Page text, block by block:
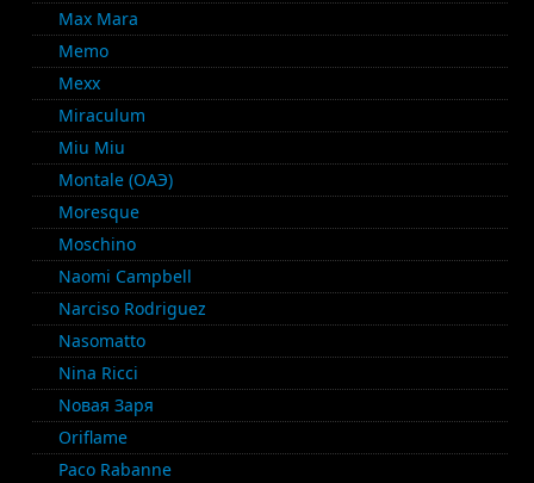
Max Mara
Memo
Mexx
Miraculum
Miu Miu
Montale (ОАЭ)
Moresque
Moschino
Naomi Campbell
Narciso Rodriguez
Nasomatto
Nina Ricci
Nовая Заря
Oriflame
Paco Rabanne